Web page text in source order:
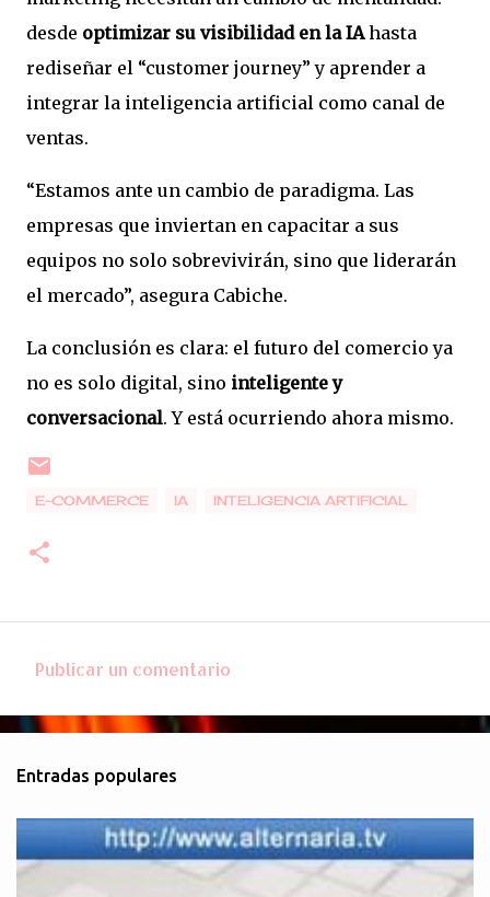
desde optimizar su visibilidad en la IAhasta
rediseñar el “customer journey” y aprender a
integrar la inteligencia artificial como canal de
ventas.
“Estamos ante un cambio de paradigma. Las
empresas que inviertan en capacitar a sus
equipos no solo sobrevivirán, sino que liderarán
el mercado”, asegura Cabiche.
La conclusión es clara: el futuro del comercio ya
no es solo digital, sino inteligente y
conversacional. Y está ocurriendo ahora mismo.
E-COMMERCE IA INTELIGENCIA ARTIFICIAL
o
e
n
t
Publicar un comentario
Entradas populares